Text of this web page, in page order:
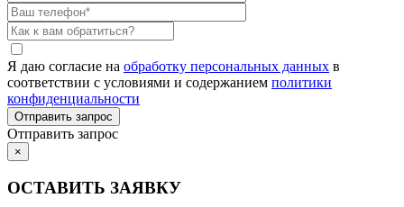
Я даю согласие на обработку персональных данных в
соответствии с условиями и содержанием политики
конфиденциальности
Отправить запрос
×
ОСТАВИТЬ ЗАЯВКУ